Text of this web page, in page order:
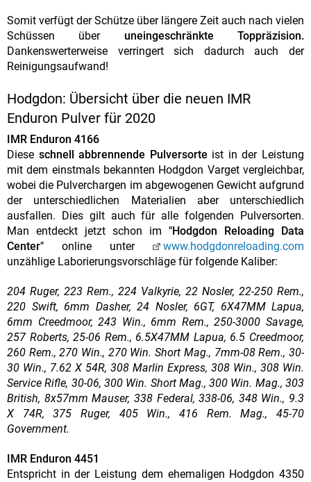
Somit verfügt der Schütze über längere Zeit auch nach vielen
Schüssen über uneingeschränkte Toppräzision.
Dankenswerterweise verringert sich dadurch auch der
Reinigungsaufwand!
Hodgdon: Übersicht über die neuen IMR
Enduron Pulver für 2020
IMR Enduron 4166
Diese schnell abbrennende Pulversorte ist in der Leistung
mit dem einstmals bekannten Hodgdon Varget vergleichbar,
wobei die Pulverchargen im abgewogenen Gewicht aufgrund
der unterschiedlichen Materialien aber unterschiedlich
ausfallen. Dies gilt auch für alle folgenden Pulversorten.
Man entdeckt jetzt schon im "Hodgdon Reloading Data
Center" online unter
www.hodgdonreloading.com
unzählige Laborierungsvorschläge für folgende Kaliber:
204 Ruger, 223 Rem., 224 Valkyrie, 22 Nosler, 22-250 Rem.,
220 Swift, 6mm Dasher, 24 Nosler, 6GT, 6X47MM Lapua,
6mm Creedmoor, 243 Win., 6mm Rem., 250-3000 Savage,
257 Roberts, 25-06 Rem., 6.5X47MM Lapua, 6.5 Creedmoor,
260 Rem., 270 Win., 270 Win. Short Mag., 7mm-08 Rem., 30-
30 Win., 7.62 X 54R, 308 Marlin Express, 308 Win., 308 Win.
Service Rifle, 30-06, 300 Win. Short Mag., 300 Win. Mag., 303
British, 8x57mm Mauser, 338 Federal, 338-06, 348 Win., 9.3
X 74R, 375 Ruger, 405 Win., 416 Rem. Mag., 45-70
Government.
IMR Enduron 4451
Entspricht in der Leistung dem ehemaligen Hodgdon 4350